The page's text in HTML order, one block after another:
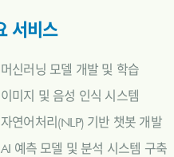
서비스
머신러닝 모델 개발 및 학습
이미지 및 음성 인식 시스템
자연어처리(NLP) 기반 챗봇 개발
AI 예측 모델 및 분석 시스템 구축